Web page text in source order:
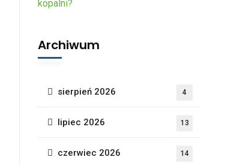
Archiwum
sierpień 2026 4
lipiec 2026 13
czerwiec 2026 14